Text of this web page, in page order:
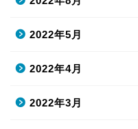
2022年5月
2022年4月
2022年3月